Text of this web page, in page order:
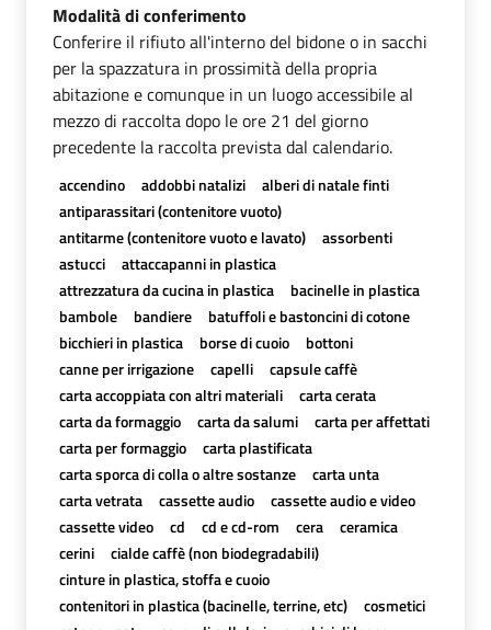
Modalità di conferimento
Conferire il rifiuto all'interno del bidone o in sacchi
per la spazzatura in prossimità della propria
abitazione e comunque in un luogo accessibile al
mezzo di raccolta dopo le ore 21 del giorno
precedente la raccolta prevista dal calendario.
accendino addobbi natalizi
alberi di natale finti
antiparassitari (contenitore vuoto)
antitarme (contenitore vuoto e lavato)
assorbenti
astucci
attaccapanni in plastica
attrezzatura da cucina in plastica
bacinelle in plastica
bambole
bandiere
batuffoli e bastoncini di cotone
bicchieri in plastica
borse di cuoio
bottoni
canne per irrigazione
capelli
capsule caffè
carta accoppiata con altri materiali
carta cerata
carta da formaggio
carta da salumi
carta per affettati
carta per formaggio
carta plastificata
carta sporca di colla o altre sostanze
carta unta
carta vetrata
cassette audio
cassette audio e video
cassette video
cd cd e cd-rom cera
ceramica
cerini
cialde caffè (non biodegradabili)
cinture in plastica, stoffa e cuoio
contenitori in plastica (bacinelle, terrine, etc)
cosmetici